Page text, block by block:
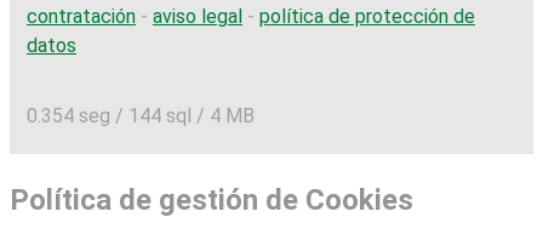
contratación - aviso legal - política de protección de
datos
0.354 seg / 144 sql / 4 MB
Política de gestión de Cookies